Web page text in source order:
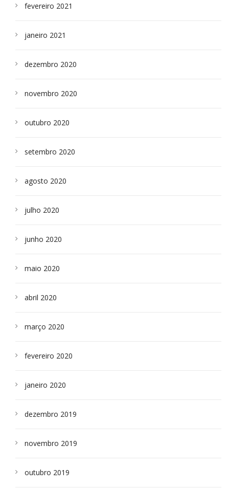
fevereiro 2021
janeiro 2021
dezembro 2020
novembro 2020
outubro 2020
setembro 2020
agosto 2020
julho 2020
junho 2020
maio 2020
abril 2020
março 2020
fevereiro 2020
janeiro 2020
dezembro 2019
novembro 2019
outubro 2019